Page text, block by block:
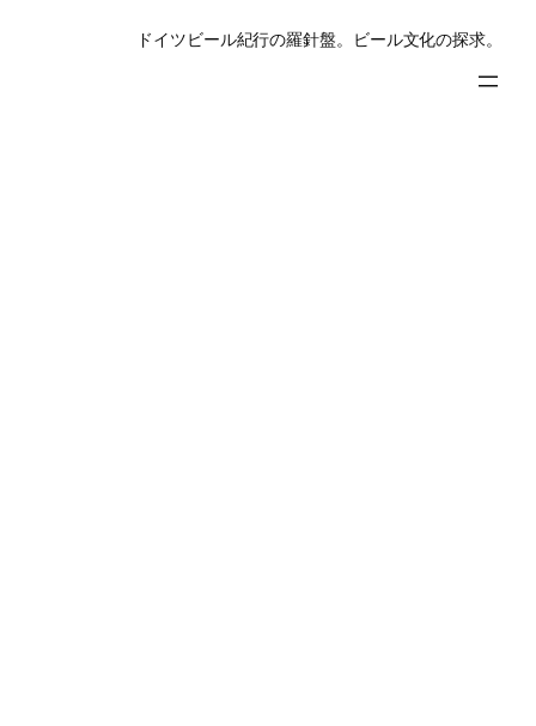
ドイツビール紀行の羅針盤。ビール文化の探求。